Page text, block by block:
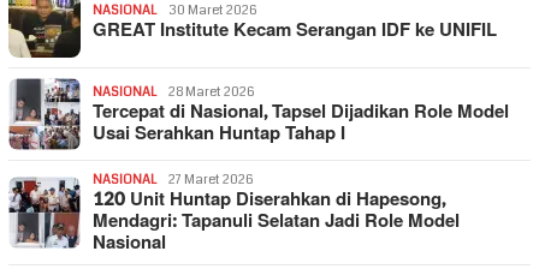
NASIONAL 30 Maret 2026
GREAT Institute Kecam Serangan IDF ke UNIFIL
NASIONAL 28 Maret 2026
Tercepat di Nasional, Tapsel Dijadikan Role Model
Usai Serahkan Huntap Tahap I
NASIONAL 27 Maret 2026
120 Unit Huntap Diserahkan di Hapesong,
Mendagri: Tapanuli Selatan Jadi Role Model
Nasional